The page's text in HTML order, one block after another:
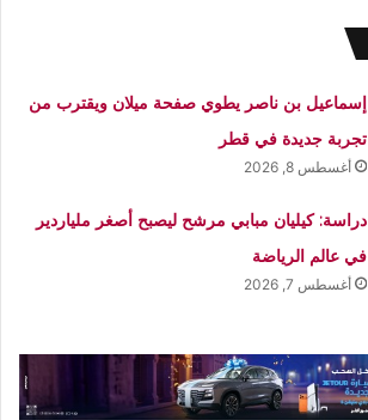
إسماعيل بن ناصر يطوي صفحة ميلان ويقترب من
تجربة جديدة في قطر
أغسطس 8, 2026
دراسة: كيليان مبابي مرشح ليصبح أصغر ملياردير
في عالم الرياضة
أغسطس 7, 2026